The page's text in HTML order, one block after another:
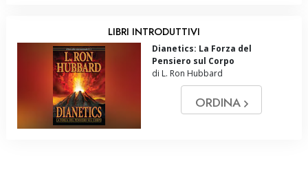
LIBRI INTRODUTTIVI
Dianetics: La Forza del
Pensiero sul Corpo
di L. Ron Hubbard
ORDINA